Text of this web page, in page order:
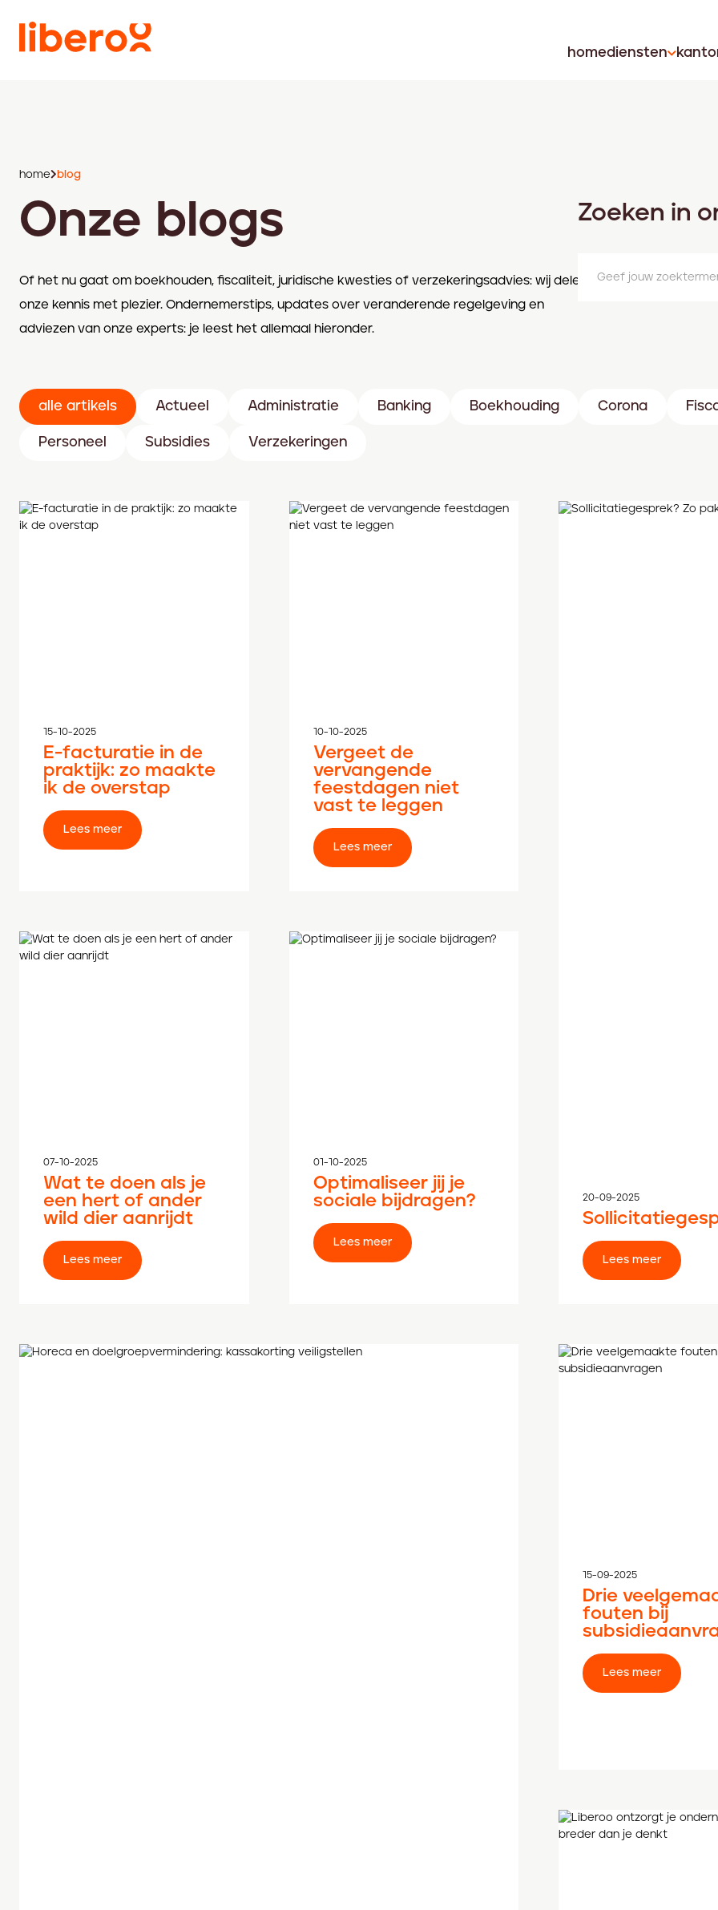
homediensten
home blog
Onze blogs
Of het nu gaat om boekhouden, fiscaliteit, juridische kwesties of verzekeringsadvies: wij delen
onze kennis met plezier. Ondernemerstips, updates over veranderende regelgeving en
adviezen van onze experts: je leest het allemaal hieronder.
Zoeken in
alle artikels Actueel Administratie Banking Boekhouding Corona
Personeel Subsidies Verzekeringen
15-10-2025
E-facturatie in de
praktijk: zo maakte
ik de overstap
Lees meer
10-10-2025
Vergeet de
vervangende
feestdagen niet
vast te leggen
Lees meer
07-10-2025
Wat te doen als je
een hert of ander
wild dier aanrijdt
Lees meer
01-10-2025
Optimaliseer jij je
sociale bijdragen?
Lees meer
20-09-2025
Lees meer
15-09-2025
Drie
fouten bij
Lees meer